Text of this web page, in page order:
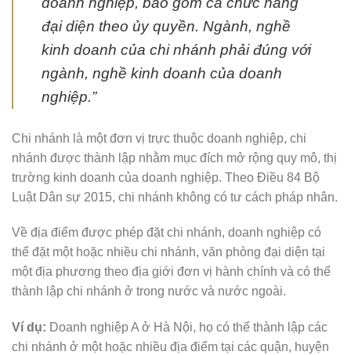
đại diện theo ủy quyền. Ngành, nghề
kinh doanh của chi nhánh phải đúng với
ngành, nghề kinh doanh của doanh
nghiệp.”
Chi nhánh là một đơn vị trực thuộc doanh nghiệp, chi
nhánh được thành lập nhằm mục đích mở rộng quy mô, thị
trường kinh doanh của doanh nghiệp. Theo Điều 84 Bộ
Luật Dân sự 2015, chi nhánh không có tư cách pháp nhân.
Về địa điểm được phép đặt chi nhánh, doanh nghiệp có
thể đặt một hoặc nhiều chi nhánh, văn phòng đại diện tại
một địa phương theo địa giới đơn vị hành chính và có thể
thành lập chi nhánh ở trong nước và nước ngoài.
Ví dụ: Doanh nghiệp A ở Hà Nội, họ có thể thành lập các
chi nhánh ở một hoặc nhiều địa điểm tại các quận, huyện